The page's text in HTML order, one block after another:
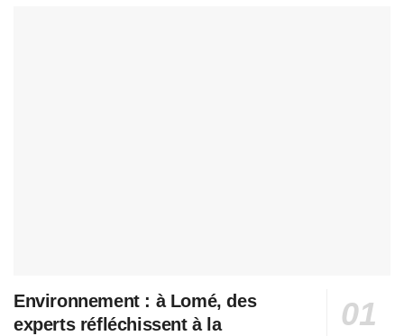
Environnement : à Lomé, des
experts réfléchissent à la